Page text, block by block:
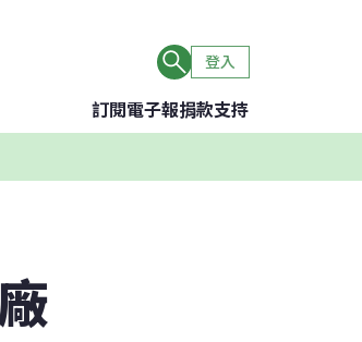
登入
訂閱電子報捐款支持